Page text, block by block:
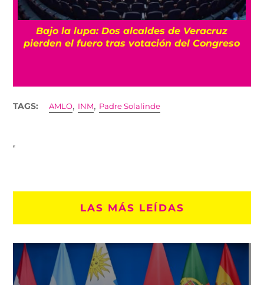
Bajo la lupa: Dos alcaldes de Veracruz
pierden el fuero tras votación del Congreso
TAGS: AMLO, INM, Padre Solalinde
LAS MÁS LEÍDAS